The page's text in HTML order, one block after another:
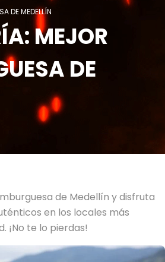
DE MEDELLÍN
MEJOR
DE
de Medellín y disfruta
en los locales más
¡No te lo pierdas!